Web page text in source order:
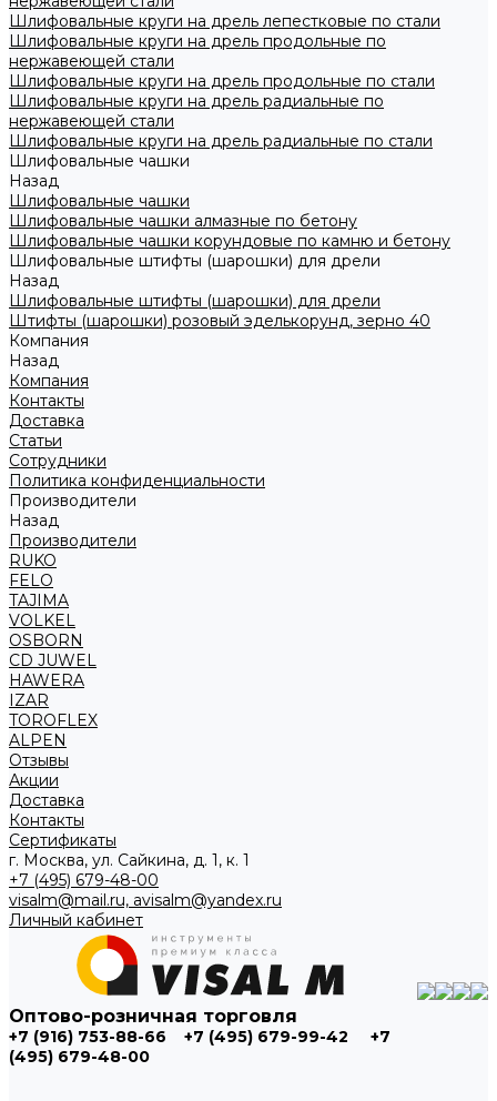
Шлифовальные круги на дрель лепестковые по стали
Шлифовальные круги на дрель продольные по
нержавеющей стали
Шлифовальные круги на дрель продольные по стали
Шлифовальные круги на дрель радиальные по
нержавеющей стали
Шлифовальные круги на дрель радиальные по стали
Шлифовальные чашки
Назад
Шлифовальные чашки
Шлифовальные чашки алмазные по бетону
Шлифовальные чашки корундовые по камню и бетону
Шлифовальные штифты (шарошки) для дрели
Назад
Шлифовальные штифты (шарошки) для дрели
Штифты (шарошки) розовый эделькорунд, зерно 40
Компания
Назад
Компания
Контакты
Доставка
Статьи
Сотрудники
Политика конфиденциальности
Производители
Назад
Производители
RUKO
FELO
TAJIMA
VOLKEL
OSBORN
CD JUWEL
HAWERA
IZAR
TOROFLEX
ALPEN
Отзывы
Акции
Доставка
Контакты
Сертификаты
г. Москва, ул. Сайкина, д. 1, к. 1
+7 (495) 679-48-00
visalm@mail.ru, avisalm@yandex.ru
Личный кабинет
Оптово-розничная торговля
+7 (916) 753-88-66 +7 (495) 679-99-42
+7
(495) 679-48-00